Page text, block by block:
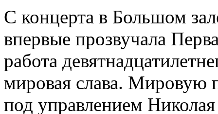
С концерта в Большом
впервые прозвучала
работа
мировая слава. Мировую
под управлением